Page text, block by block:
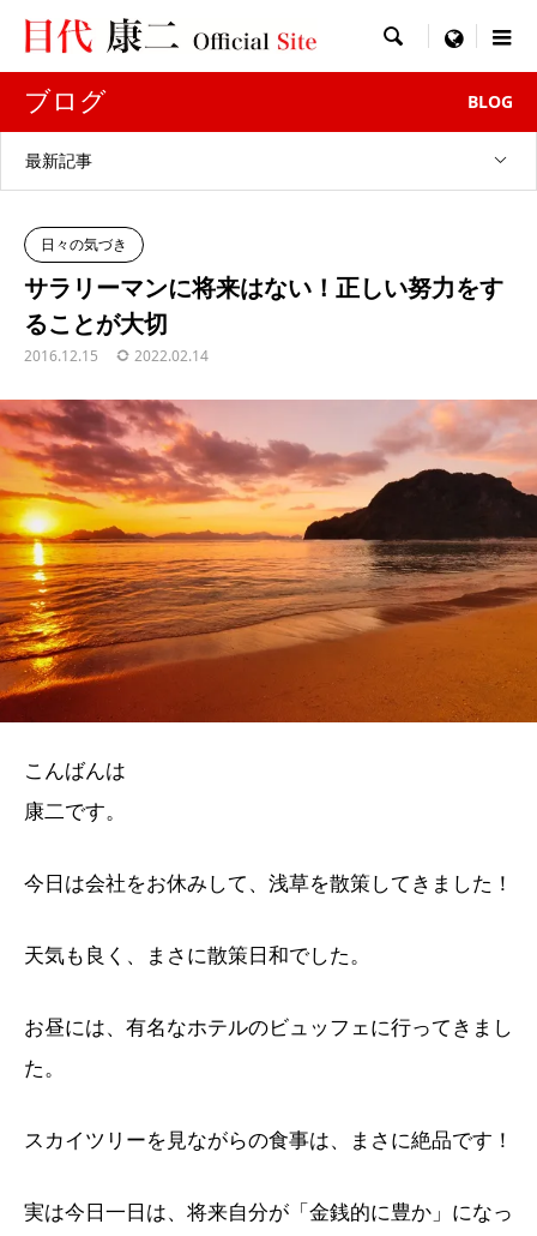
 menu
ブログ BLOG
最新記事
日々の気づき
サラリーマンに将来はない！正しい努力をす
ることが大切
2016.12.15 2022.02.14
こんばんは
康二です。
今日は会社をお休みして、浅草を散策してきました！
天気も良く、まさに散策日和でした。
お昼には、有名なホテルのビュッフェに行ってきまし
た。
スカイツリーを見ながらの食事は、まさに絶品です！
実は今日一日は、将来自分が「金銭的に豊か」になっ